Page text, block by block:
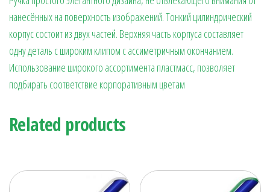
нанесённых на поверхность изображений. Тонкий цилиндрический
корпус состоит из двух частей. Верхняя часть корпуса составляет
одну деталь с широким клипом с ассиметричным окончанием.
Использование широкого ассортимента пластмасс, позволяет
подбирать соответствие корпоративным цветам
Related products